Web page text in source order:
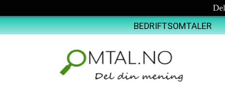
BEDRIFTSOMTALER